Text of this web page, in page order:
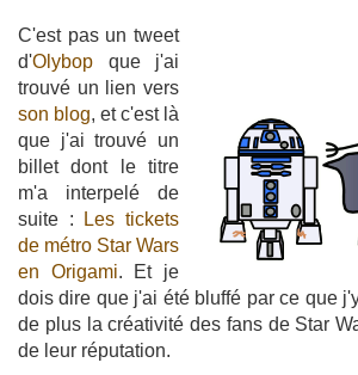
C'est pas un tweet
d'Olybop que j'ai
trouvé un lien vers
son blog, et c'est là
que j'ai trouvé un
billet dont le titre
m'a interpelé de
suite :
Les tickets
de métro Star Wars
en Origami. Et je
dois dire que j'ai été bluffé par ce que
de plus la créativité des fans de Star
de leur réputation.